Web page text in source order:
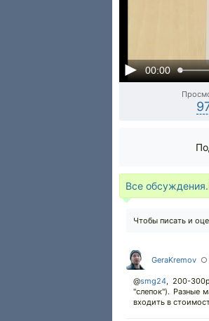
00:00
Все обсуждения.
Чтобы писать и
GeraKremov ○
@smg24,200-
"слепок"). Разные
входить в